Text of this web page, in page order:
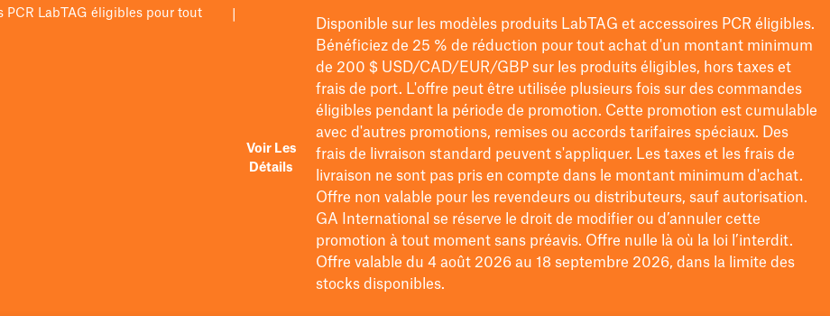
PCR LabTAG éligibles pour tout
Voir Les
Détails
Disponible sur les modèles produits LabTAG et accessoires PCR éligibles.
Bénéficiez de 25 % de réduction pour tout achat d'un montant minimum
de 200 $USD/CAD/EUR/GBPsur les produits éligibles, hors taxes et
frais de port. L'offre peut être utilisée plusieurs fois sur des commandes
éligibles pendant la période de promotion. Cette promotion est cumulable
avec d'autres promotions, remises ou accords tarifaires spéciaux. Des
frais de livraison standard peuvent s'appliquer. Les taxes et les frais de
livraison ne sont pas pris en compte dans le montant minimum d'achat.
Offre non valable pour les revendeurs ou distributeurs, sauf autorisation.
GA International se réserve le droit de modifierou d’annuler cette
promotion à tout moment sans préavis. Offre nulle là où la loi l’interdit.
Offre valable du 4 août 2026 au 18 septembre 2026, dans la limite des
stocks disponibles.